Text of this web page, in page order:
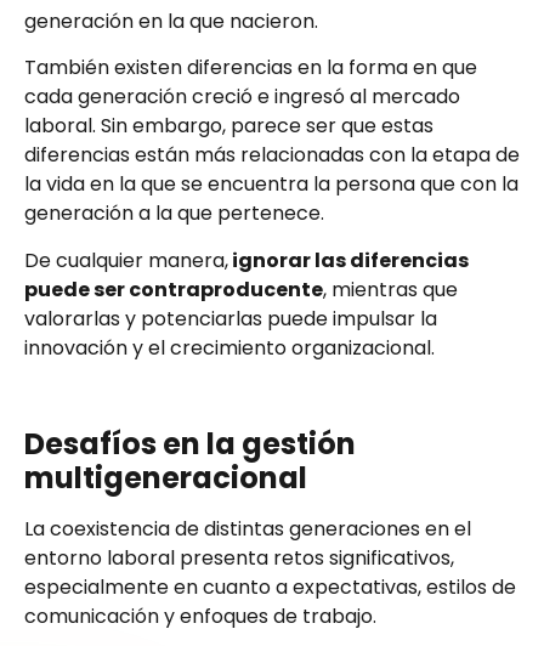
generación en la que nacieron.
También existen diferencias en la forma en que
cada generación creció e ingresó al mercado
laboral. Sin embargo, parece ser que estas
diferencias están más relacionadas con la etapa de
la vida en la que se encuentra la persona que con la
generación a la que pertenece.
De cualquier manera,ignorar las diferencias
puede ser contraproducente, mientras que
valorarlas y potenciarlas puede impulsar la
innovación y el crecimiento organizacional.
Desafíos en la gestión
multigeneracional
La coexistencia de distintas generaciones en el
entorno laboral presenta retos significativos,
especialmente en cuanto a expectativas, estilos de
comunicación y enfoques de trabajo.